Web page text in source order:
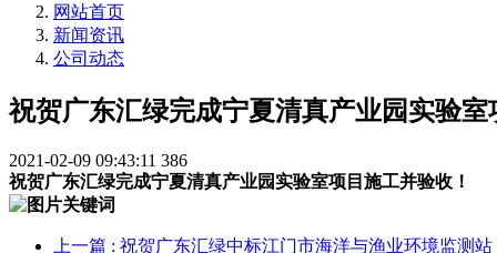
网站首页
新闻资讯
公司动态
祝贺广东汇绿完成宁夏清真产业园实验室
2021-02-09 09:43:11 386
祝贺广东汇绿完成宁夏清真产业园实验室项目施工并验收！
上一篇 : 祝贺广东汇绿中标江门市海洋与渔业环境监测站